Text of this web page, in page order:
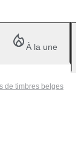
À la une
de timbres belges